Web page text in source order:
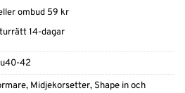
ombud 59 kr
14-dagar
42
, Midjekorsetter, Shape in och